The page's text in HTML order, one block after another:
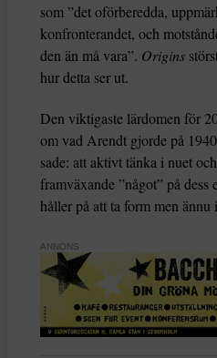
som ”det oförberedda,
konfronterandet, och
den än må vara”. Origins
hur detta ser ut.
Den viktigaste lärdomen för
om vad Arendt gjorde på
sade: att aktivt tänka i nuet
framväxande ”något” på
håller på att ta form men
ANNONS